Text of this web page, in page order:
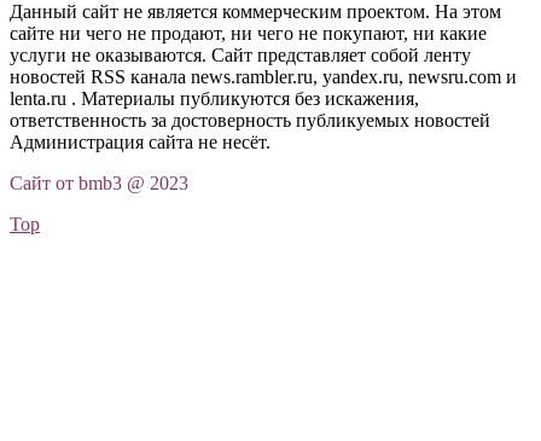
Данный сайт не является коммерческим проектом. На этом
сайте ни чего не продают, ни чего не покупают, ни какие
услуги не оказываются. Сайт представляет собой ленту
новостей RSS канала news.rambler.ru, yandex.ru, newsru.com и
lenta.ru . Материалы публикуются без искажения,
ответственность за достоверность публикуемых новостей
Администрация сайта не несёт.
Сайт от bmb3 @ 2023
Top